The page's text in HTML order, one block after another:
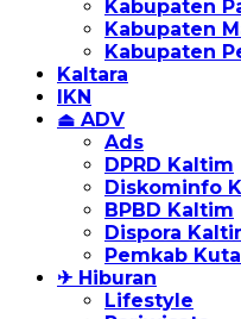
Kabupaten
Kabupaten
Kabupaten
Kaltara
IKN
⏏ ADV
Ads
DPRD Kaltim
Diskominfo
BPBD Kaltim
Dispora
Pemkab
✈ Hiburan
Lifestyle